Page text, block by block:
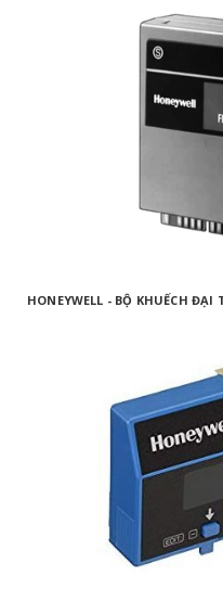
HONEYWELL - BỘ KHUẾCH ĐẠI